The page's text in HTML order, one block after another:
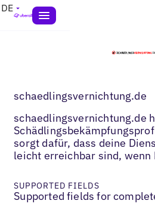
DE
schaedlingsvernichtung.de
schaedlingsvernichtung.de
sorgt dafür, dass deine
leicht erreichbar sind,
SUPPORTED FIELDS
Supported fields for